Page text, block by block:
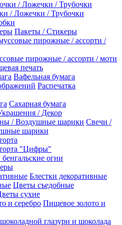
/ Ложечки / Трубочки
Пакеты / Стикеры
пирожные / ассорти / моти
печать
Вафельная бумага
Распечатка
Сахарная бумага
/ Декор
Свечи /
шарики
"Цифры"
огни
Блестки декоративные
Цветы съедобные
сухие
Пищевое золото и